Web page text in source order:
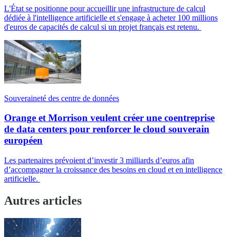
L'État se positionne pour accueillir une infrastructure de calcul
dédiée à l'intelligence artificielle et s'engage à acheter 100 millions
d'euros de capacités de calcul si un projet français est retenu.
Souveraineté des centre de données
Orange et Morrison veulent créer une coentreprise
de data centers pour renforcer le cloud souverain
européen
Les partenaires prévoient d’investir 3 milliards d’euros afin
d’accompagner la croissance des besoins en cloud et en intelligence
artificielle.
Autres articles